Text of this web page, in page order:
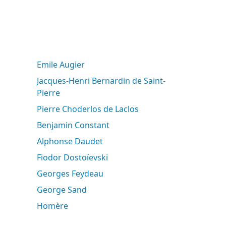
Emile Augier
Jacques-Henri Bernardin de Saint-
Pierre
Pierre Choderlos de Laclos
Benjamin Constant
Alphonse Daudet
Fiodor Dostoïevski
Georges Feydeau
George Sand
Homère